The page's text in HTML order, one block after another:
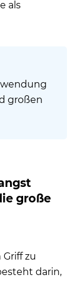
als
großen
große
zu
darin,